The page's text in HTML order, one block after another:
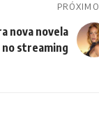
PRÓXIMO
nova novela
no streaming